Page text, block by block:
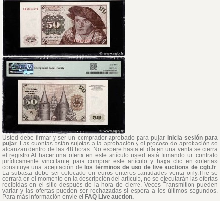
Usted debe firmar y ser un comprador aprobado para pujar, Inicia sesión para
pujar. Las cuentas están sujetas a la aprobación y el proceso de aprobación se
alcanzan dentro de las 48 horas. No espere hasta el día en una venta se cierra
el registro.Al hacer una oferta en este artículo usted está firmando un contrato
jurídicamente vinculante para comprar este artículo y haga clic en «oferta»
constituye una aceptación de los términos de uso de live auctions de cgb.fr.
La subasta debe ser colocado en euros enteros cantidades venta only.The se
cerrará en el momento en la descripción del artículo, no se ejecutarán las ofertas
recibidas en el sitio después de la hora de cierre. Veces Transmition pueden
variar y las ofertas pueden ser rechazadas si espera a los últimos segundos.
Para más información envie el
FAQ Live auction.